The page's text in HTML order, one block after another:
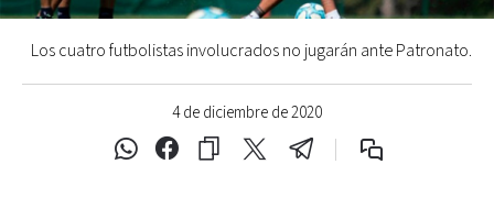
4 de diciembre de 2020
Los cuatro futbolistas involucrados no jugarán ante Patronato.